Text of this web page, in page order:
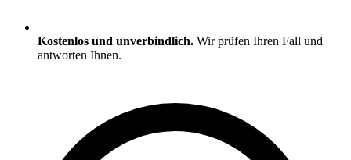
Kostenlos und unverbindlich. Wir prüfen Ihren Fall und
antworten Ihnen.